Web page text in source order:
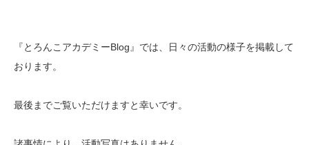
『とろんこアカデミーBlog』では、日々の活動の様子を掲載して
おります。
最後までご覧いただけますと幸いです。